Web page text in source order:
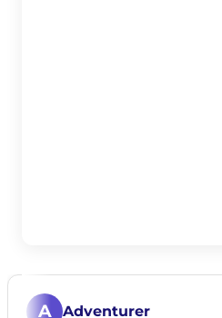
A Adventurer